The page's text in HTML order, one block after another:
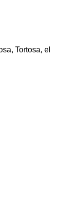
Tortosa, el